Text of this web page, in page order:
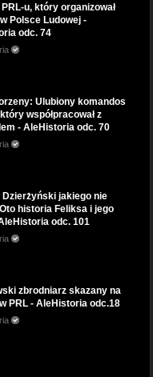
u, który organizował
Polsce Ludowej -
odc. 74
Ulubiony komandos
współpracował z
- AleHistoria odc. 70
Dzierżyński jakiego nie
historia Feliksa i jego
odc. 101
zbrodniarz skazany na
PRL - AleHistoria odc.18